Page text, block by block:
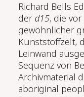
Richard Bells
der d15, die
gewöhnlicher
Kunststoffzelt,
Leinwand
Sequenz von
Archivmaterial
aboriginal